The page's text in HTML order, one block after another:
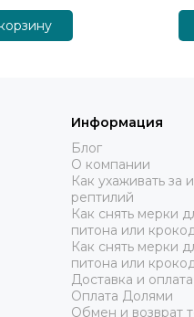
Информация
Блог
О компании
Как ухаживать за
рептилий
Как снять мерки
питона или
Как снять мерки
питона или
Доставка и оплата
Оплата Долями
Обмен и возврат